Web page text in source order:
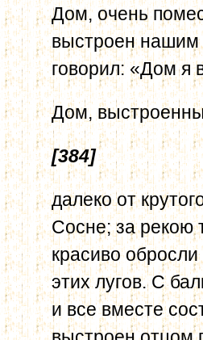
Дом, очень
выстроен нашим
говорил: «Дом я
Дом,
[384]
далеко от
Сосне; за рекою
красиво
этих лугов. С
и все вместе